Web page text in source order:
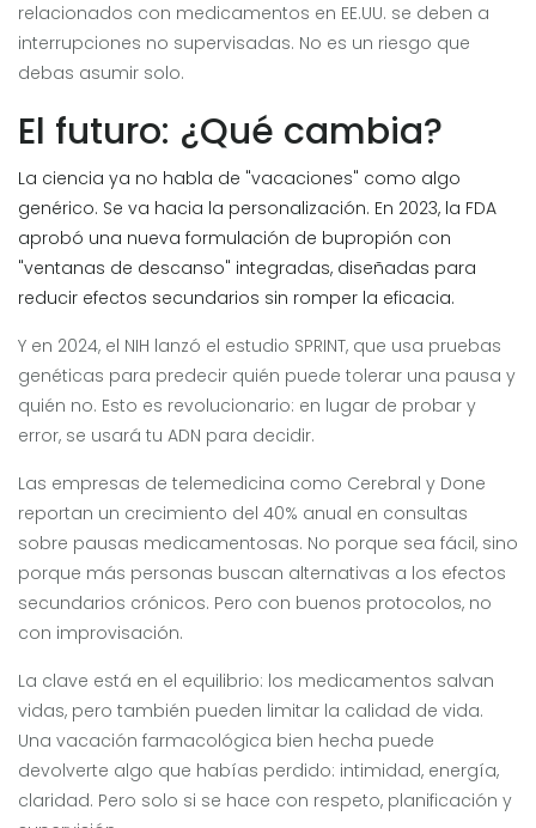
relacionados con medicamentos en EE.UU. se deben a
interrupciones no supervisadas. No es un riesgo que
debas asumir solo.
El futuro: ¿Qué cambia?
La ciencia ya no habla de "vacaciones" como algo
genérico. Se va hacia la personalización. En 2023, la FDA
aprobó una nueva formulación de bupropión con
"ventanas de descanso" integradas, diseñadas para
reducir efectos secundarios sin romper la eficacia.
Y en 2024, el NIH lanzó el estudio SPRINT, que usa pruebas
genéticas para predecir quién puede tolerar una pausa y
quién no. Esto es revolucionario: en lugar de probar y
error, se usará tu ADN para decidir.
Las empresas de telemedicina como Cerebral y Done
reportan un crecimiento del 40% anual en consultas
sobre pausas medicamentosas. No porque sea fácil, sino
porque más personas buscan alternativas a los efectos
secundarios crónicos. Pero con buenos protocolos, no
con improvisación.
La clave está en el equilibrio: los medicamentos salvan
vidas, pero también pueden limitar la calidad de vida.
Una vacación farmacológica bien hecha puede
devolverte algo que habías perdido: intimidad, energía,
claridad. Pero solo si se hace con respeto, planificación y